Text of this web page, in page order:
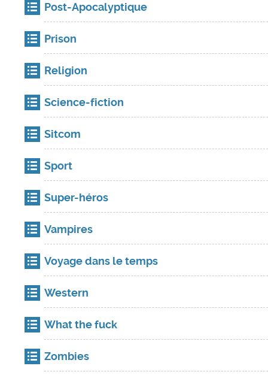
Post-Apocalyptique
Prison
Religion
Science-fiction
Sitcom
Sport
Super-héros
Vampires
Voyage dans le temps
Western
What the fuck
Zombies